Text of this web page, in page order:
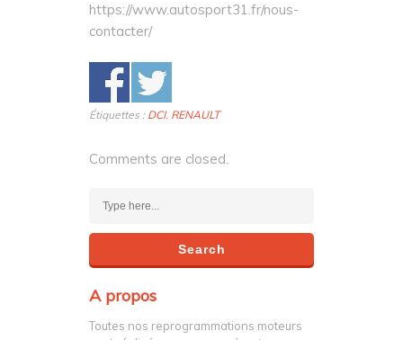
https://www.autosport31.fr/nous-
contacter/
Étiquettes : DCI, RENAULT
Comments are closed.
A propos
Toutes nos reprogrammations moteurs